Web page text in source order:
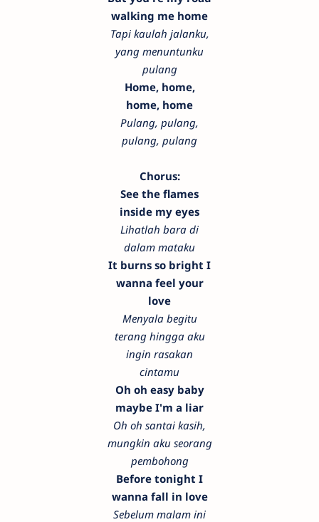
walking me home
Tapi kaulah jalanku,
yang menuntunku
pulang
Home, home,
home, home
Pulang, pulang,
pulang, pulang
Chorus:
See the flames
inside my eyes
Lihatlah bara di
dalam mataku
It burns so bright I
wanna feel your
love
Menyala begitu
terang hingga aku
ingin rasakan
cintamu
Oh oh easy baby
maybe I'm a liar
Oh oh santai kasih,
mungkin aku seorang
pembohong
Before tonight I
wanna fall in love
Sebelum malam ini